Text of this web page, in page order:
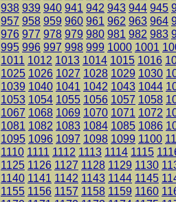
938 939 940 941 942 943 944 945
957 958 959 960 961 962 963 964
976 977 978 979 980 981 982 983
995 996 997 998 999 1000 1001
1011 1012 1013 1014 1015 1016
1025 1026 1027 1028 1029 1030
1039 1040 1041 1042 1043 1044
1053 1054 1055 1056 1057 1058
1067 1068 1069 1070 1071 1072
1081 1082 1083 1084 1085 1086
1095 1096 1097 1098 1099 1100
1110 1111 1112 1113 1114 1115
1125 1126 1127 1128 1129 1130
1140 1141 1142 1143 1144 1145
1155 1156 1157 1158 1159 1160